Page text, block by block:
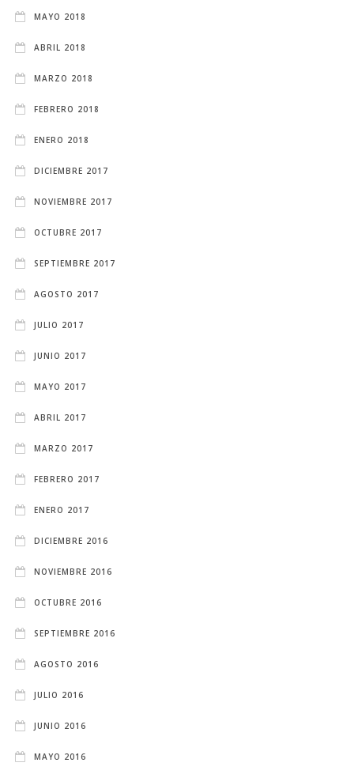
MAYO 2018
ABRIL 2018
MARZO 2018
FEBRERO 2018
ENERO 2018
DICIEMBRE 2017
NOVIEMBRE 2017
OCTUBRE 2017
SEPTIEMBRE 2017
AGOSTO 2017
JULIO 2017
JUNIO 2017
MAYO 2017
ABRIL 2017
MARZO 2017
FEBRERO 2017
ENERO 2017
DICIEMBRE 2016
NOVIEMBRE 2016
OCTUBRE 2016
SEPTIEMBRE 2016
AGOSTO 2016
JULIO 2016
JUNIO 2016
MAYO 2016